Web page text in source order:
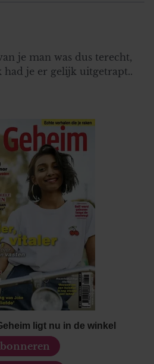
combineren met andere
verstrekt of die ze hebben
uw gebruik van hun services. U
als u onze website blijft
je man was dus terecht,
had je er gelijk uitgetrapt..
ligt nu in de winkel